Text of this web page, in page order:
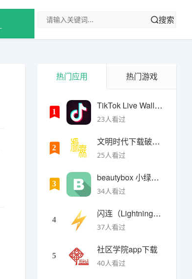
搜索
热门应用 热门游戏
1
TikTok Live Wallpaper
23人看过
2
文明时代下载破解版无限金币最新版
25人看过
3
beautybox 小绿盒正版最新免费下载
34人看过
4
闪连（LightningX）加速器app
37人看过
5
社区学院app下载
40人看过